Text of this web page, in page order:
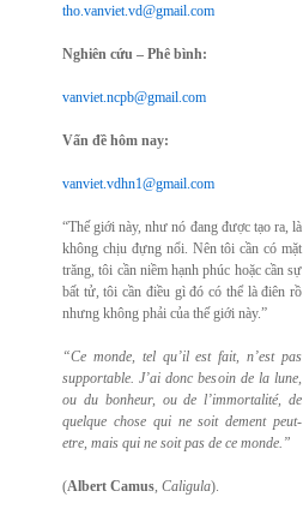
tho.vanviet.vd@gmail.com
Nghiên cứu – Phê bình:
vanviet.ncpb@gmail.com
Vấn đề hôm nay:
vanviet.vdhn1@gmail.com
“Thế giới này, như nó đang được tạo ra, là
không chịu đựng nổi. Nên tôi cần có mặt
trăng, tôi cần niềm hạnh phúc hoặc cần sự
bất tử, tôi cần điều gì đó có thể là điên rồ
nhưng không phải của thế giới này.”
“Ce monde, tel qu’il est fait, n’est pas
supportable. J’ai donc besoin de la lune,
ou du bonheur, ou de l’immortalité, de
quelque chose qui ne soit dement peut-
etre, mais qui ne soit pas de ce monde.”
(Albert Camus, Caligula).